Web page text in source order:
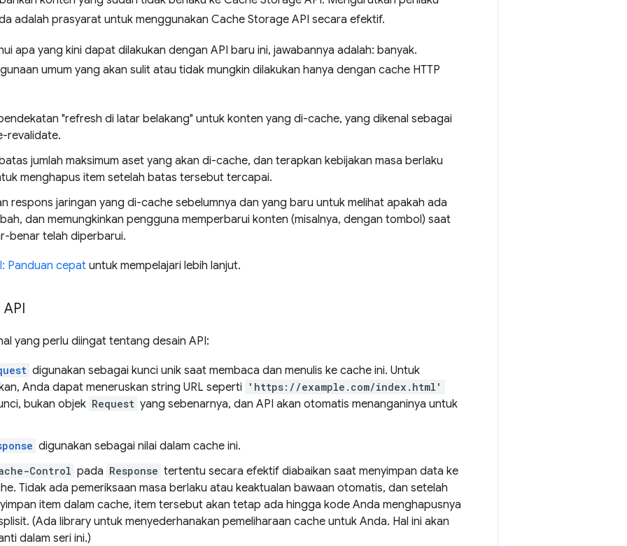
adalah prasyarat untuk menggunakan Cache Storage API secara efektif.
apa yang kini dapat dilakukan dengan API baru ini, jawabannya adalah: banyak.
umum yang akan sulit atau tidak mungkin dilakukan hanya dengan cache HTTP
"refresh di latar belakang" untuk konten yang di-cache, yang dikenal sebagai
revalidate.
jumlah maksimum aset yang akan di-cache, dan terapkan kebijakan masa berlaku
menghapus item setelah batas tersebut tercapai.
respons jaringan yang di-cache sebelumnya dan yang baru untuk melihat apakah ada
dan memungkinkan pengguna memperbarui konten (misalnya, dengan tombol) saat
benar telah diperbarui.
Panduan cepatuntuk mempelajari lebih lanjut.
yang perlu diingat tentang desain API:
digunakan sebagai kunci unik saat membaca dan menulis ke cache ini. Untuk
Anda dapat meneruskan string URL seperti
'https://example.com/index.html'
bukan objek Request yang sebenarnya, dan API akan otomatis menanganinya untuk
digunakan sebagai nilai dalam cache ini.
Control pada Response tertentu secara efektif diabaikan saat menyimpan data ke
Tidak ada pemeriksaan masa berlaku atau keaktualan bawaan otomatis, dan setelah
item dalam cache, item tersebut akan tetap ada hingga kode Anda menghapusnya
(Ada library untuk menyederhanakan pemeliharaan cache untuk Anda. Hal ini akan
dalam seri ini.)